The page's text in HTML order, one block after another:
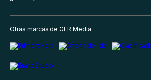
Otras marcas de GFR Media